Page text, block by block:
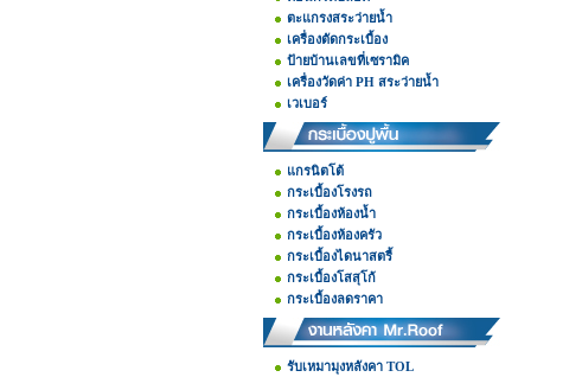
ตะแกรงสระว่ายน้ำ
เครื่องตัดกระเบื้อง
ป้ายบ้านเลขที่เซรามิค
เครื่องวัดค่า PH สระว่ายน้ำ
เวเบอร์
แกรนิตโต้
กระเบื้องโรงรถ
กระเบื้องห้องน้ำ
กระเบื้องห้องครัว
กระเบื้องไดนาสตรี้
กระเบื้องโสสุโก้
กระเบื้องลดราคา
รับเหมามุงหลังคา TOL